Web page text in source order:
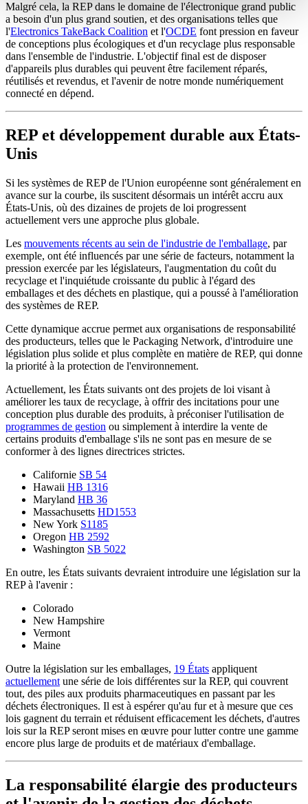
Malgré cela, la REP dans le domaine de l'électronique grand public
a besoin d'un plus grand soutien, et des organisations telles que
l'Electronics TakeBack Coalition et l'OCDE font pression en faveur
de conceptions plus écologiques et d'un recyclage plus responsable
dans l'ensemble de l'industrie. L'objectif final est de disposer
d'appareils plus durables qui peuvent être facilement réparés,
réutilisés et revendus, et l'avenir de notre monde numériquement
connecté en dépend.
REP et développement durable aux États-
Unis
Si les systèmes de REP de l'Union européenne sont généralement en
avance sur la courbe, ils suscitent désormais un intérêt accru aux
États-Unis, où des dizaines de projets de loi progressent
actuellement vers une approche plus globale.
Les mouvements récents au sein de l'industrie de l'emballage, par
exemple, ont été influencés par une série de facteurs, notamment la
pression exercée par les législateurs, l'augmentation du coût du
recyclage et l'inquiétude croissante du public à l'égard des
emballages et des déchets en plastique, qui a poussé à l'amélioration
des systèmes de REP.
Cette dynamique accrue permet aux organisations de responsabilité
des producteurs, telles que le Packaging Network, d'introduire une
législation plus solide et plus complète en matière de REP, qui donne
la priorité à la protection de l'environnement.
Actuellement, les États suivants ont des projets de loi visant à
améliorer les taux de recyclage, à offrir des incitations pour une
conception plus durable des produits, à préconiser l'utilisation de
programmes de gestion ou simplement à interdire la vente de
certains produits d'emballage s'ils ne sont pas en mesure de se
conformer à des lignes directrices strictes.
Californie SB 54
Hawaii HB 1316
Maryland HB 36
Massachusetts HD1553
New York S1185
Oregon HB 2592
Washington SB 5022
En outre, les États suivants devraient introduire une législation sur la
REP à l'avenir :
Colorado
New Hampshire
Vermont
Maine
Outre la législation sur les emballages, 19 États appliquent
actuellement une série de lois différentes sur la REP, qui couvrent
tout, des piles aux produits pharmaceutiques en passant par les
déchets électroniques. Il est à espérer qu'au fur et à mesure que ces
lois gagnent du terrain et réduisent efficacement les déchets, d'autres
lois sur la REP seront mises en œuvre pour lutter contre une gamme
encore plus large de produits et de matériaux d'emballage.
La responsabilité élargie des producteurs